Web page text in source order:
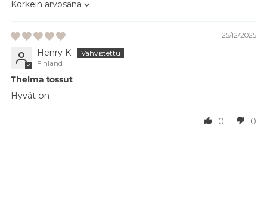
Sort by
25/12/2025
Henry K.
Finland
Thelma tossut
Hyvät on
0 0